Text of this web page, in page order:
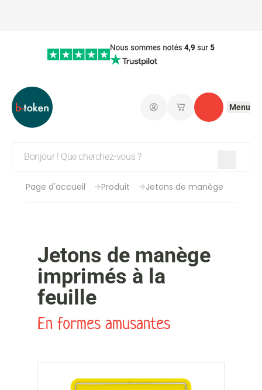
Connectez-vous
Mes paniers
Contact
Menu
Page d'accueil Produit Jetons de manège
Jetons de manège
imprimés à la
feuille
En formes amusantes